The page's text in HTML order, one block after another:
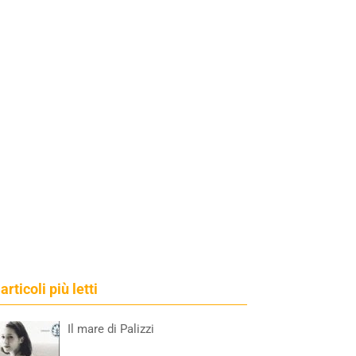
più letti
Il mare di Palizzi